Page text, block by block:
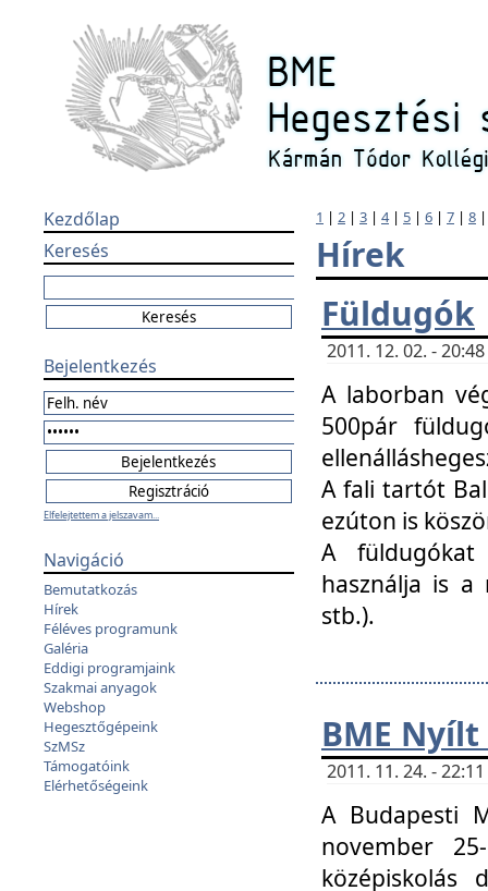
Kezdőlap
Keresés
Bejelentkezés
Elfelejtettem a jelszavam...
Navigáció
Bemutatkozás
Hírek
Féléves programunk
Galéria
Eddigi programjaink
Szakmai anyagok
Webshop
Hegesztőgépeink
SzMSz
Támogatóink
Elérhetőségeink
1 | 2 | 3 | 4| 5 | 6 | 7 | 8
Hírek
Füldugók
2011. 12. 02. -
A laborban
500pár
A fali tartót
ezúton is
A füldugókat
használja is a
stb.).
BME
2011. 11. 24. -
A Budapesti
november
középiskolás